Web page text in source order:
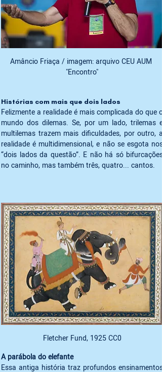
Amâncio Friaça / imagem: arquivo CEU AUM
"Encontro"
Histórias com mais que dois lados
Felizmente a realidade é mais complicada do que o
mundo dos dilemas. Se, por um lado, trilemas e
multilemas trazem mais dificuldades, por outro, a
realidade é multidimensional, e não se esgota nos
“dois lados da questão”. E não há só bifurcações
no caminho, mas também três, quatro... cantos.
Fletcher Fund, 1925 CC0
A parábola do elefante
Essa antiga história traz profundos ensinamentos